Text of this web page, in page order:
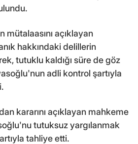
mütalaasını açıklayan
hakkındaki delillerin
tutuklu kaldığı süre de göz
adli kontrol şartıyla
kararını açıklayan mahkeme
tutuksuz yargılanmak
tahliye etti.